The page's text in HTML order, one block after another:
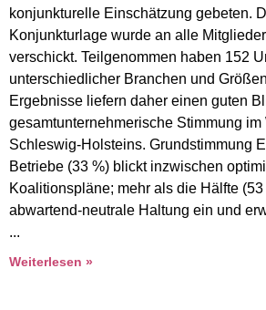
konjunkturelle Einschätzung gebeten.
Konjunkturlage wurde an alle
verschickt. Teilgenommen haben 152
unterschiedlicher Branchen und
Ergebnisse liefern daher einen guten
gesamtunternehmerische Stimmung im
Schleswig-Holsteins. Grundstimmung
Betriebe (33 %) blickt inzwischen
Koalitionspläne; mehr als die Hälfte
abwartend-neutrale Haltung ein und
Weiterlesen »